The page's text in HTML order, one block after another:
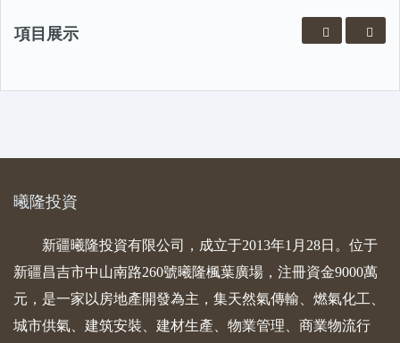
項目展示
曦隆投資
新疆曦隆投資有限公司，成立于2013年1月28日。位于
新疆昌吉市中山南路260號曦隆楓葉廣場，注冊資金9000萬
元，是一家以房地產開發為主，集天然氣傳輸、燃氣化工、
城市供氣、建筑安裝、建材生產、物業管理、商業物流行